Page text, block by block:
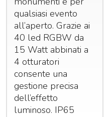
qualsiasi evento
all’aperto. Grazie ai
40 led RGBW da
15 Watt abbinati a
4 otturatori
consente una
gestione precisa
dell’effetto
luminoso. IP65